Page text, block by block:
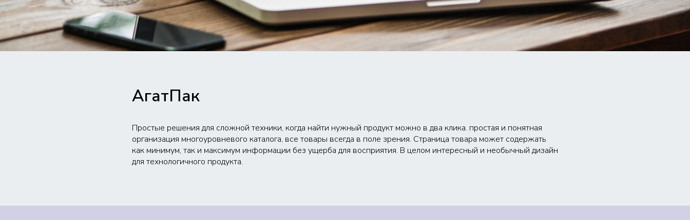
АгатПак
Простые решения для сложной техники, когда найти нужный продукт можно в два клика. простая и понятная
организация многоуровневого каталога, все товары всегда в поле зрения. Страница товара может содержать
как минимум, так и максимум информации без ущерба для восприятия. В целом интересный и необычный дизайн
для технологичного продукта.